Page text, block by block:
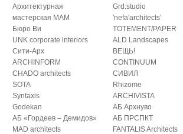
Архитектурная
мастерская МАМ
Бюро Ви
UNK corporate interiors
Сити-Арх
ARCHINFORM
CHADO architects
SOTA
Syntaxis
Godekan
АБ «Гордеев – Демидов»
MAD architects
Grd:studio
′nefa′architects′
TOTEMENT/PAPER
ALD Landscapes
ВЕЩЬ!
CONTINUUM
СИВИЛ
Rhizome
ARCHIVISTA
АБ Архнуво
АБ ПРСПКТ
FANTALIS Architects